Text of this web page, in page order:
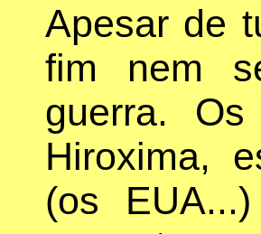
Apesar de
fim nem
guerra.
Hiroxima,
(os